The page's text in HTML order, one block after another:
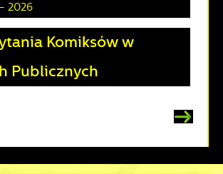
2026
Komiksów w
Publicznych